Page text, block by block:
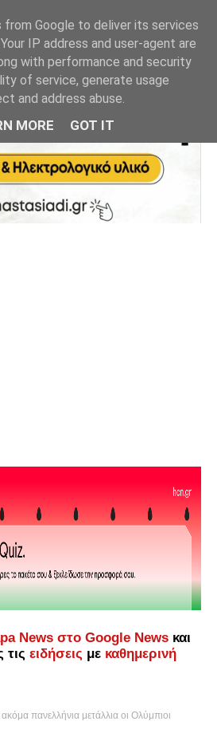
News στο Google News και
τις ειδήσεις με καθημερινή
πανελλήνια μετάλλια οι Ολύμπιοι
from Google to deliver its services
IP address and user-agent are
with performance and security
of service, generate usage
and address abuse.
MORE GOT IT